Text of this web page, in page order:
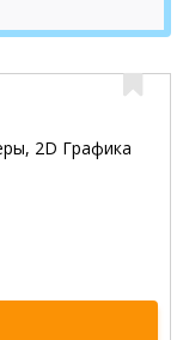
2D Графика